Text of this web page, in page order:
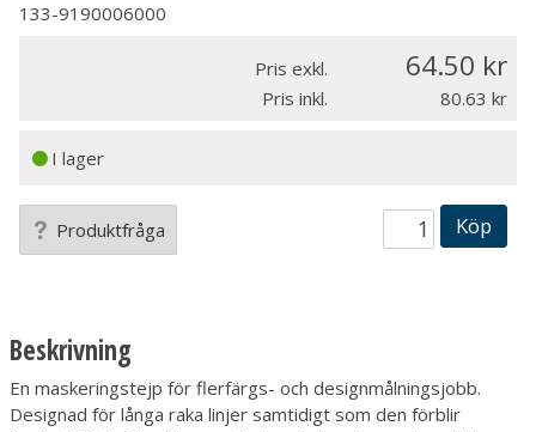
133-9190006000
Pris exkl. 64.50
Pris inkl. 80.63
I lager
Produktfråga Köp
Beskrivning
En maskeringstejp för flerfärgs- och designmålningsjobb.
Designad för långa raka linjer samtidigt som den förblir